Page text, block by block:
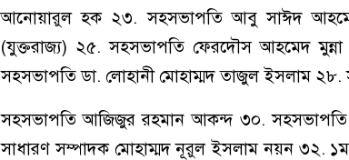
আনোয়ারুল হক ২৩. সহসভাপতি আবু সাঈদ আহমেদ
(যুক্তরাজ্য) ২৫. সহসভাপতি ফেরদৌস আহমেদ
সহসভাপতি ডা. লোহানী মোহাম্মদ তাজুল ইসলাম
সহসভাপতি আজিজুর রহমান আকন্দ ৩০. সহসভাপতি
সাধারণ সম্পাদক মোহাম্মদ নূরুল ইসলাম নয়ন ৩২. ১ম